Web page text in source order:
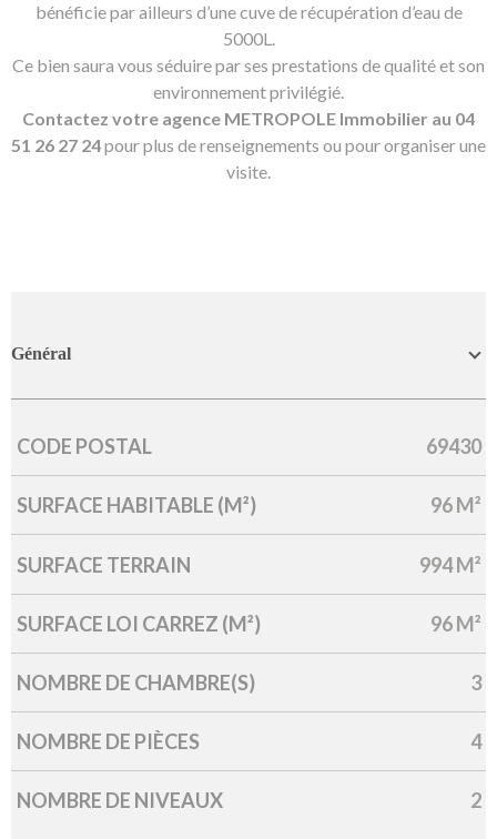
bénéficie par ailleurs d’une cuve de récupération d’eau de
5000L.
Ce bien saura vous séduire par ses prestations de qualité et son
environnement privilégié.
Contactez votre agence METROPOLE Immobilier au 04
51 26 27 24pour plus de renseignements ou pour organiser une
visite.
Général
Caractérisque Valeurs
CODE POSTAL 69430
SURFACE HABITABLE (M²) 96 M²
SURFACE TERRAIN 994 M²
SURFACE LOI CARREZ (M²) 96 M²
NOMBRE DE CHAMBRE(S) 3
NOMBRE DE PIÈCES 4
NOMBRE DE NIVEAUX 2